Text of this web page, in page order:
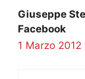
Giuseppe
Facebook
1 Marzo 2012